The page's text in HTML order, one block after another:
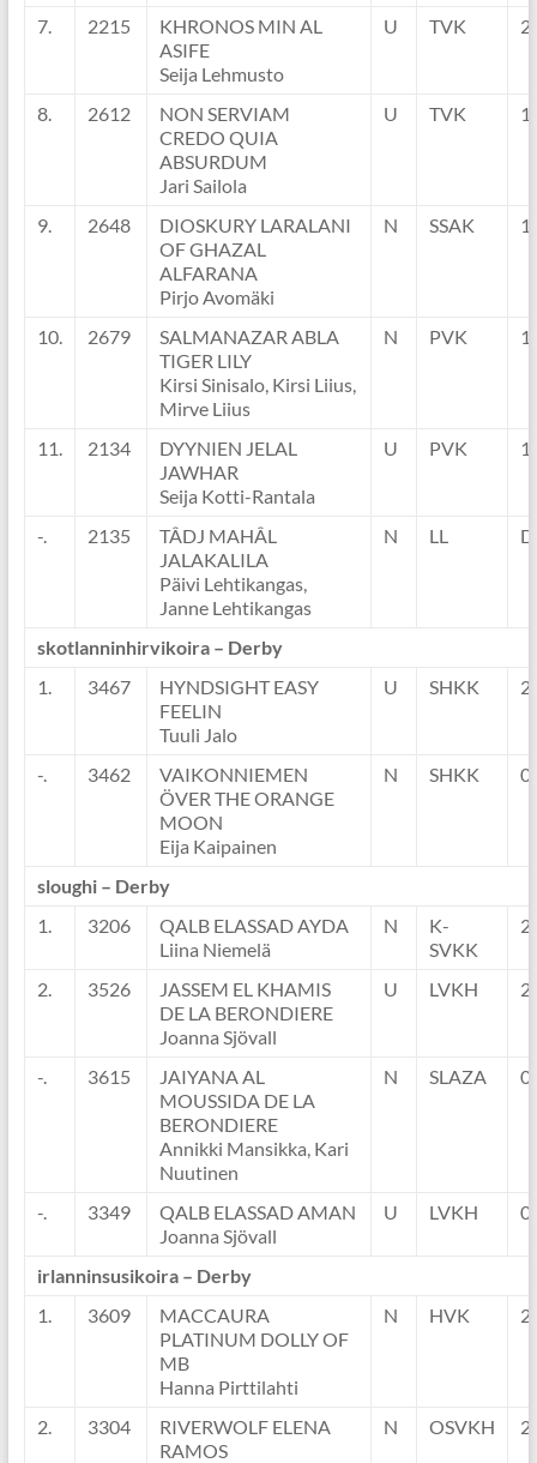
7. 2215
KHRONOS MIN AL
ASIFE
Seija Lehmusto
U TVK
8. 2612
NON SERVIAM
CREDO QUIA
ABSURDUM
Jari Sailola
U TVK
9. 2648
DIOSKURY LARALANI
OF GHAZAL
ALFARANA
Pirjo Avomäki
N SSAK
10. 2679
SALMANAZAR ABLA
TIGER LILY
Kirsi Sinisalo, Kirsi Liius,
Mirve Liius
N PVK
11. 2134
DYYNIEN JELAL
JAWHAR
Seija Kotti-Rantala
U PVK
-. 2135
TÂDJ MAHÂL
JALAKALILA
Päivi Lehtikangas,
Janne Lehtikangas
N LL
skotlanninhirvikoira – Derby
1.
3467
HYNDSIGHT EASY
FEELIN
Tuuli Jalo
U SHKK
-. 3462
VAIKONNIEMEN
ÖVER THE ORANGE
MOON
Eija Kaipainen
N SHKK 0
sloughi – Derby
1.
3206
QALB ELASSAD AYDA
Liina Niemelä
N
K-
SVKK
2. 3526
JASSEM EL KHAMIS
DE LA BERONDIERE
Joanna Sjövall
U LVKH
-. 3615
JAIYANA AL
MOUSSIDA DE LA
BERONDIERE
Annikki Mansikka, Kari
Nuutinen
N SLAZA 0
-. 3349
QALB ELASSAD AMAN
Joanna Sjövall
U LVKH 0
irlanninsusikoira – Derby
1.
3609
MACCAURA
PLATINUM DOLLY OF
MB
Hanna Pirttilahti
N HVK
2. 3304
RIVERWOLF ELENA
RAMOS
N OSVKH